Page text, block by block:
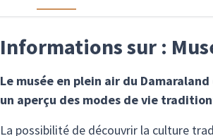
Informations sur :
Le musée en plein air du
un aperçu des modes de vie
La possibilité de découvrir la culture